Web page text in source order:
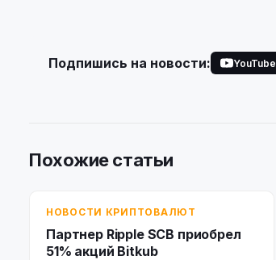
Подпишись на новости: YouTube
Похожие статьи
НОВОСТИ КРИПТОВАЛЮТ
Партнер Ripple SCB приобрел
51% акций Bitkub